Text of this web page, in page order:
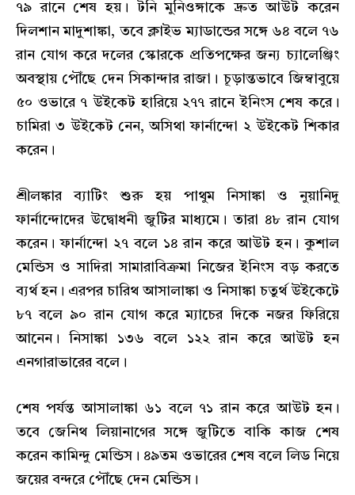
৭৯ রানে শেষ হয়। টনি মুনিওঙ্গাকে দ্রুত আউট করেন
দিলশান মাদুশাঙ্কা, তবে ক্লাইভ ম্যাডান্ডের সঙ্গে ৬৪ বলে ৭৬
রান যোগ করে দলের স্কোরকে প্রতিপক্ষের জন্য চ্যালেঞ্জিং
অবস্থায় পৌঁছে দেন সিকান্দার রাজা। চূড়ান্তভাবে জিম্বাবুয়ে
৫০ ওভারে ৭ উইকেট হারিয়ে ২৭৭ রানে ইনিংস শেষ করে।
চামিরা ৩ উইকেট নেন, অসিথা ফার্নান্দো ২ উইকেট শিকার
করেন।
শ্রীলঙ্কার ব্যাটিং শুরু হয় পাথুম নিসাঙ্কা ও নুয়ানিদু
ফার্নান্দোদের উদ্বোধনী জুটির মাধ্যমে। তারা ৪৮ রান যোগ
করেন। ফার্নান্দো ২৭ বলে ১৪ রান করে আউট হন। কুশাল
মেন্ডিস ও সাদিরা সামারাবিক্রমা নিজের ইনিংস বড় করতে
ব্যর্থ হন। এরপর চারিথ আসালাঙ্কা ও নিসাঙ্কা চতুর্থ উইকেটে
৮৭ বলে ৯০ রান যোগ করে ম্যাচের দিকে নজর ফিরিয়ে
আনেন। নিসাঙ্কা ১৩৬ বলে ১২২ রান করে আউট হন
এনগারাভারের বলে।
শেষ পর্যন্ত আসালাঙ্কা ৬১ বলে ৭১ রান করে আউট হন।
তবে জেনিথ লিয়ানাগের সঙ্গে জুটিতে বাকি কাজ শেষ
করেন কামিন্দু মেন্ডিস। ৪৯তম ওভারের শেষ বলে লিড নিয়ে
জয়ের বন্দরে পৌঁছে দেন মেন্ডিস।